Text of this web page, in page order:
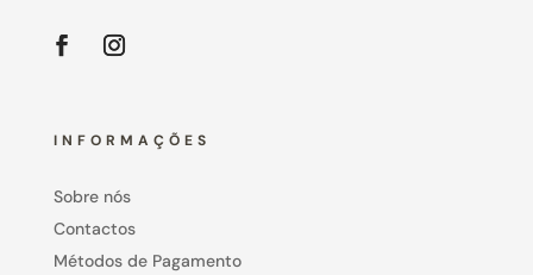
INFORMAÇÕES
Sobre nós
Contactos
Métodos de Pagamento